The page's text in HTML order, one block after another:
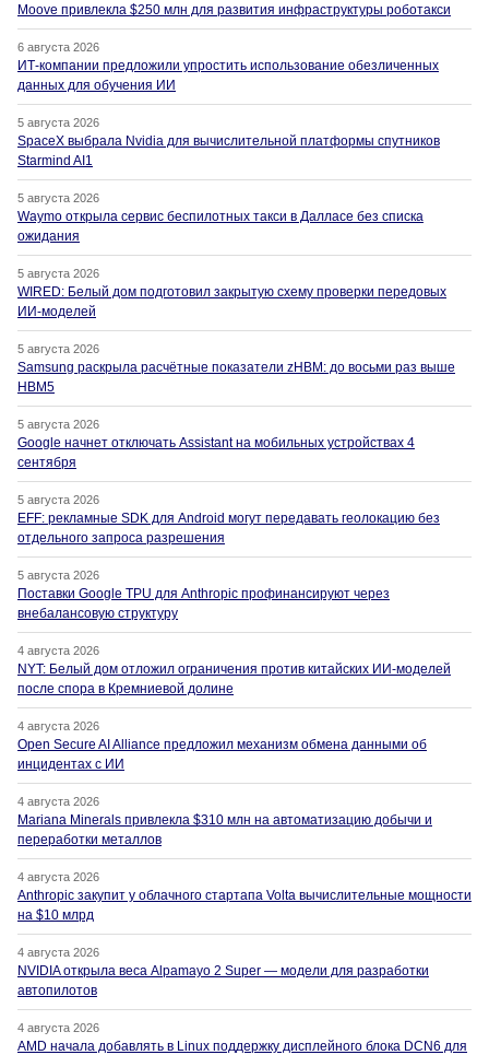
Moove привлекла $250 млн для развития инфраструктуры роботакси
6 августа 2026
ИТ-компании предложили упростить использование обезличенных
данных для обучения ИИ
5 августа 2026
SpaceX выбрала Nvidia для вычислительной платформы спутников
Starmind AI1
5 августа 2026
Waymo открыла сервис беспилотных такси в Далласе без списка
ожидания
5 августа 2026
WIRED: Белый дом подготовил закрытую схему проверки передовых
ИИ-моделей
5 августа 2026
Samsung раскрыла расчётные показатели zHBM: до восьми раз выше
HBM5
5 августа 2026
Google начнет отключать Assistant на мобильных устройствах 4
сентября
5 августа 2026
EFF: рекламные SDK для Android могут передавать геолокацию без
отдельного запроса разрешения
5 августа 2026
Поставки Google TPU для Anthropic профинансируют через
внебалансовую структуру
4 августа 2026
NYT: Белый дом отложил ограничения против китайских ИИ-моделей
после спора в Кремниевой долине
4 августа 2026
Open Secure AI Alliance предложил механизм обмена данными об
инцидентах с ИИ
4 августа 2026
Mariana Minerals привлекла $310 млн на автоматизацию добычи и
переработки металлов
4 августа 2026
Anthropic закупит у облачного стартапа Volta вычислительные мощности
на $10 млрд
4 августа 2026
NVIDIA открыла веса Alpamayo 2 Super — модели для разработки
автопилотов
4 августа 2026
AMD начала добавлять в Linux поддержку дисплейного блока DCN6 для